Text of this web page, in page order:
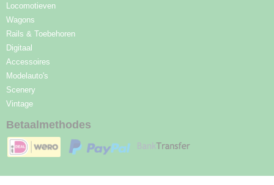
Locomotieven
Wagons
Rails & Toebehoren
Digitaal
Accessoires
Modelauto's
Scenery
Vintage
Betaalmethodes